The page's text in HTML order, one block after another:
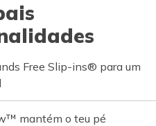
Free Slip-ins® para um
mantém o teu pé